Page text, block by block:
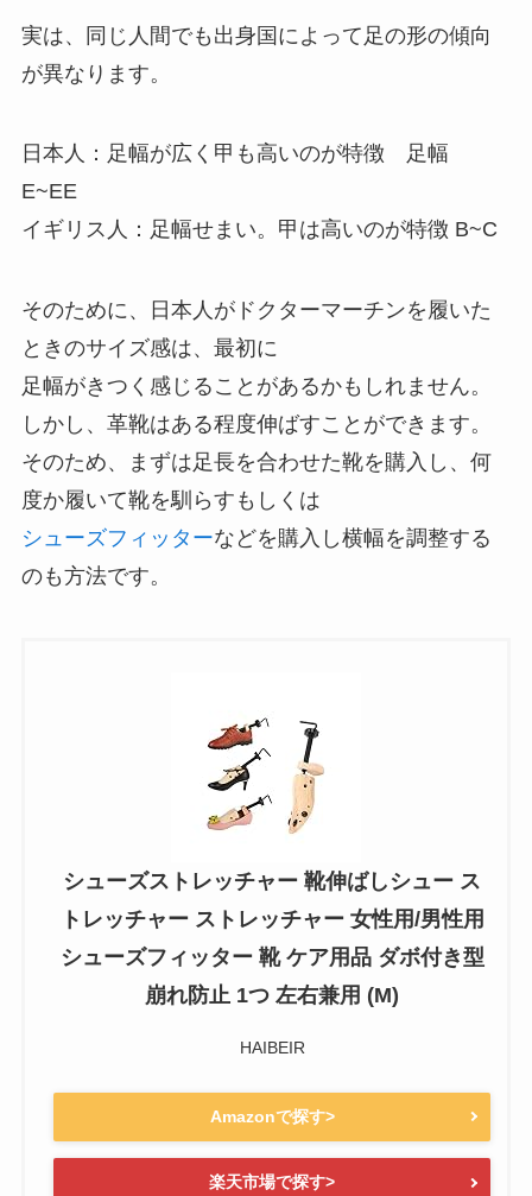
実は、同じ人間でも出身国によって足の形の傾向
が異なります。
日本人：足幅が広く甲も高いのが特徴 足幅
E~EE
イギリス人：足幅せまい。甲は高いのが特徴 B~C
そのために、日本人がドクターマーチンを履いた
ときのサイズ感は、最初に
足幅がきつく感じることがあるかもしれません。
しかし、革靴はある程度伸ばすことができます。
そのため、まずは足長を合わせた靴を購入し、何
度か履いて靴を馴らすもしくは
シューズフィッターなどを購入し横幅を調整する
のも方法です。
シューズストレッチャー 靴伸ばしシュー ス
トレッチャー ストレッチャー 女性用/男性用
シューズフィッター 靴 ケア用品 ダボ付き型
崩れ防止 1つ 左右兼用 (M)
HAIBEIR
Amazonで探す>
楽天市場で探す>